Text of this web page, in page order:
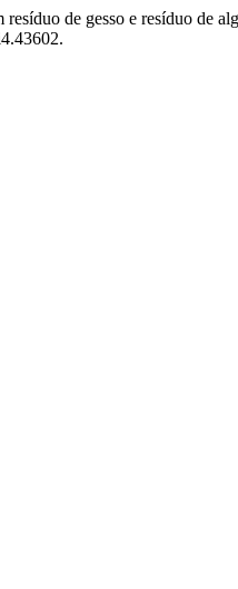
de gesso e resíduo de